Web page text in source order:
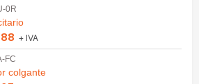
0R
+ IVA
FC
colgante